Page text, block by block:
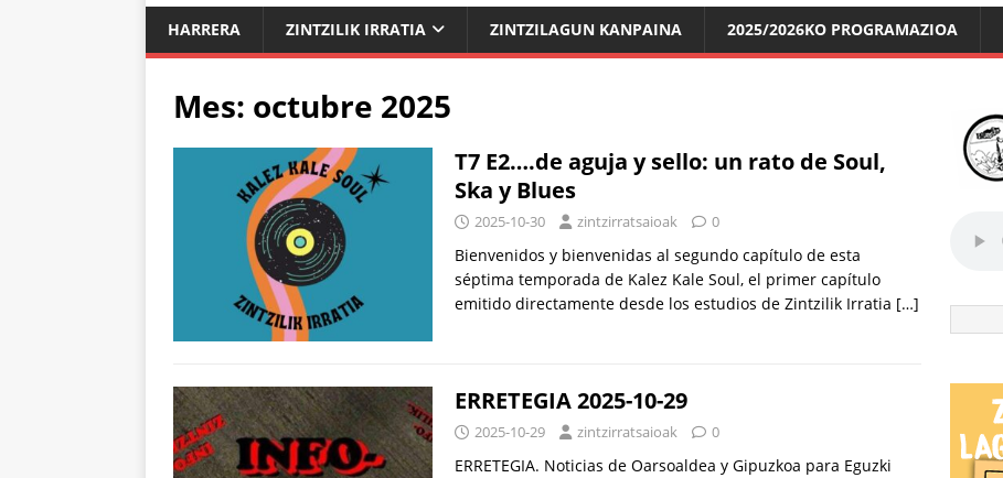
HARRERA ZINTZILIK IRRATIA ZINTZILAGUN KANPAINA 2025/2026KO PROGRAMAZIOA
Mes: octubre 2025
T7 E2….de aguja y sello: un rato de Soul,
Ska y Blues
2025-10-30 zintzirratsaioak 0
Bienvenidos y bienvenidas al segundo capítulo de esta
séptima temporada de Kalez Kale Soul, el primer capítulo
emitido directamente desde los estudios de Zintzilik Irratia […]
ERRETEGIA 2025-10-29
2025-10-29 zintzirratsaioak 0
ERRETEGIA. Noticias de Oarsoaldea y Gipuzkoa para Eguzki